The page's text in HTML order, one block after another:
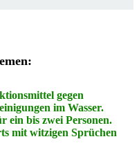
gegen
im Wasser.
ein bis zwei Personen.
mit witzigen Sprüchen